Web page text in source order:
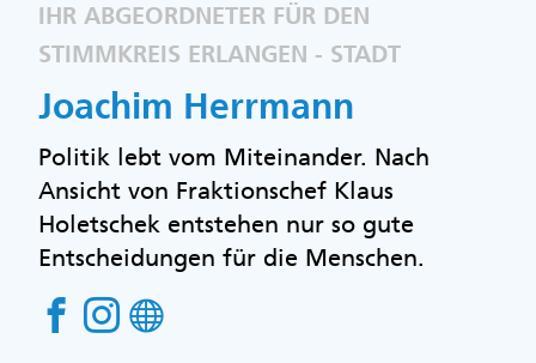
IHR ABGEORDNETER FÜR DEN
STIMMKREIS ERLANGEN - STADT
Joachim Herrmann
Politik lebt vom Miteinander. Nach
Ansicht von Fraktionschef Klaus
Holetschek entstehen nur so gute
Entscheidungen für die Menschen.